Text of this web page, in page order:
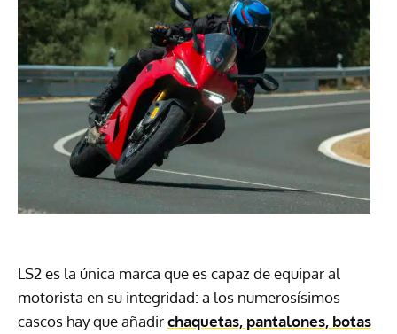
LS2 es la única marca que es capaz de equipar al
motorista en su integridad: a los numerosísimos
cascos hay que añadirchaquetas, pantalones, botas